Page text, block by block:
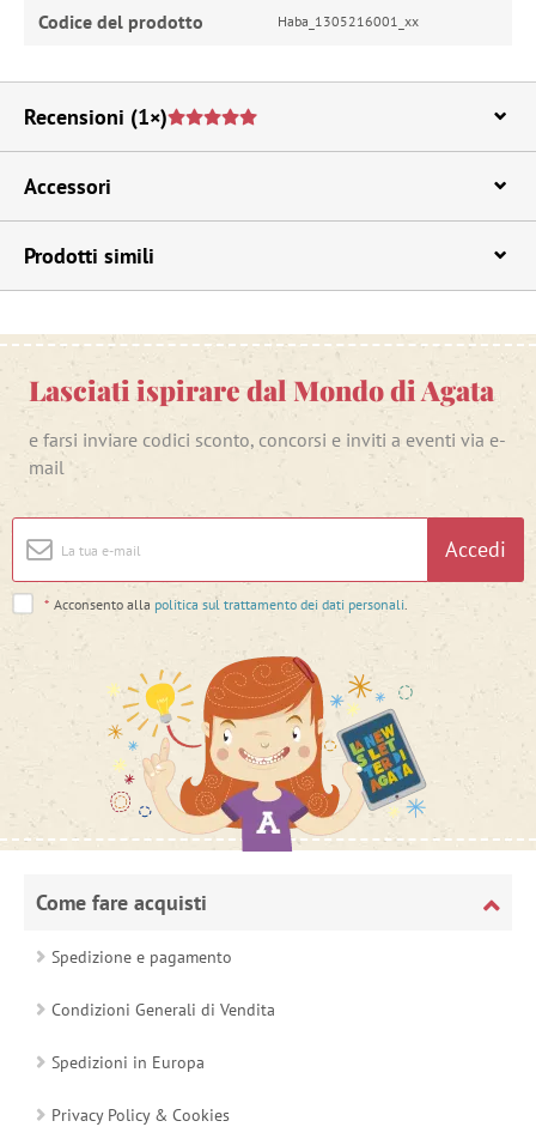
Codice del prodotto Haba_1305216001_xx
Recensioni (1×)
Accessori
Prodotti simili
Lasciati ispirare dal Mondo di Agata
e farsi inviare codici sconto, concorsi e inviti a eventi via e-
mail
Accedi
* Acconsento alla politica sul trattamento dei dati personali.
Come fare acquisti
Spedizione e pagamento
Condizioni Generali di Vendita
Spedizioni in Europa
Privacy Policy & Cookies